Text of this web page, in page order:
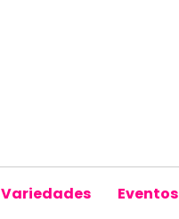
Variedades Eventos